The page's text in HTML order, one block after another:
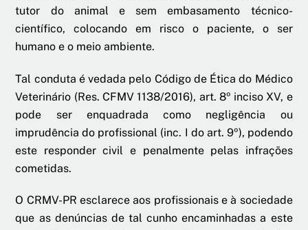
tutor do animal e sem embasamento técnico-
científico, colocando em risco o paciente, o ser
humano e o meio ambiente.
Tal conduta é vedada pelo Código de Ética do Médico
Veterinário (Res. CFMV 1138/2016), art. 8º inciso XV, e
pode ser enquadrada como negligência ou
imprudência do profissional (inc. I do art. 9º), podendo
este responder civil e penalmente pelas infrações
cometidas.
O CRMV-PR esclarece aos profissionais e à sociedade
que as denúncias de tal cunho encaminhadas a este